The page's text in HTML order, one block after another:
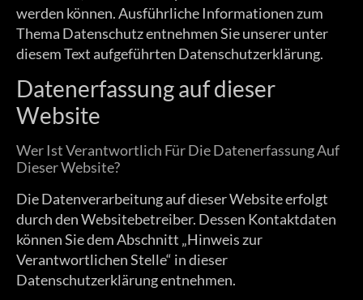
werden können. Ausführliche Informationen zum
Thema Datenschutz entnehmen Sie unserer unter
diesem Text aufgeführten Datenschutzerklärung.
Datenerfassung auf dieser
Website
Wer Ist Verantwortlich Für Die Datenerfassung Auf
Dieser Website?
Die Datenverarbeitung auf dieser Website erfolgt
durch den Websitebetreiber. Dessen Kontaktdaten
können Sie dem Abschnitt „Hinweis zur
Verantwortlichen Stelle“ in dieser
Datenschutzerklärung entnehmen.